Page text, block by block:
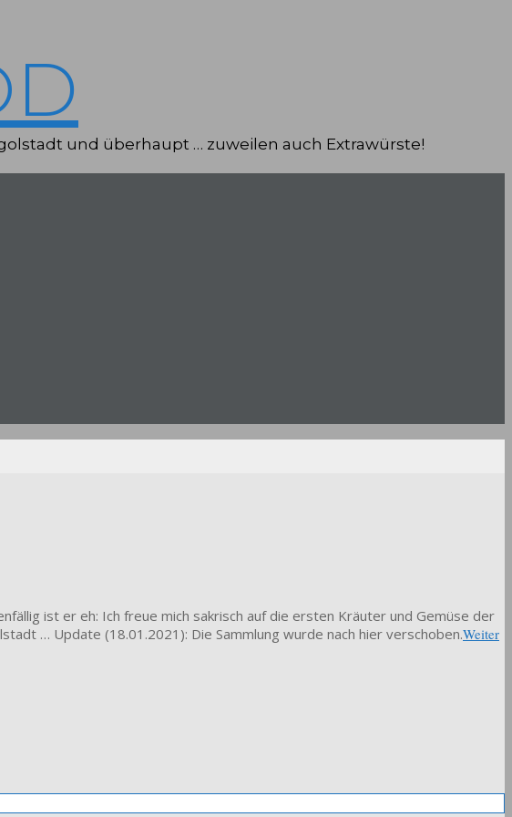
und überhaupt … zuweilen auch Extrawürste!
ist er eh: Ich freue mich sakrisch auf die ersten Kräuter und Gemüse der
… Update (18.01.2021): Die Sammlung wurde nach hier verschoben.Weiter